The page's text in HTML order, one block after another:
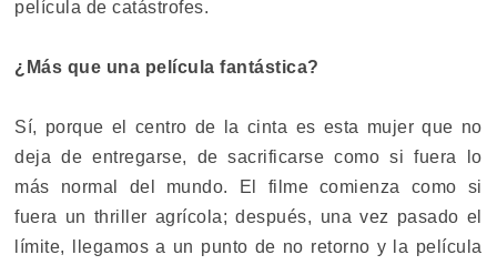
película de catástrofes.
¿Más que una película fantástica?
Sí, porque el centro de la cinta es esta mujer que no
deja de entregarse, de sacrificarse como si fuera lo
más normal del mundo. El filme comienza como si
fuera un thriller agrícola; después, una vez pasado el
límite, llegamos a un punto de no retorno y la película